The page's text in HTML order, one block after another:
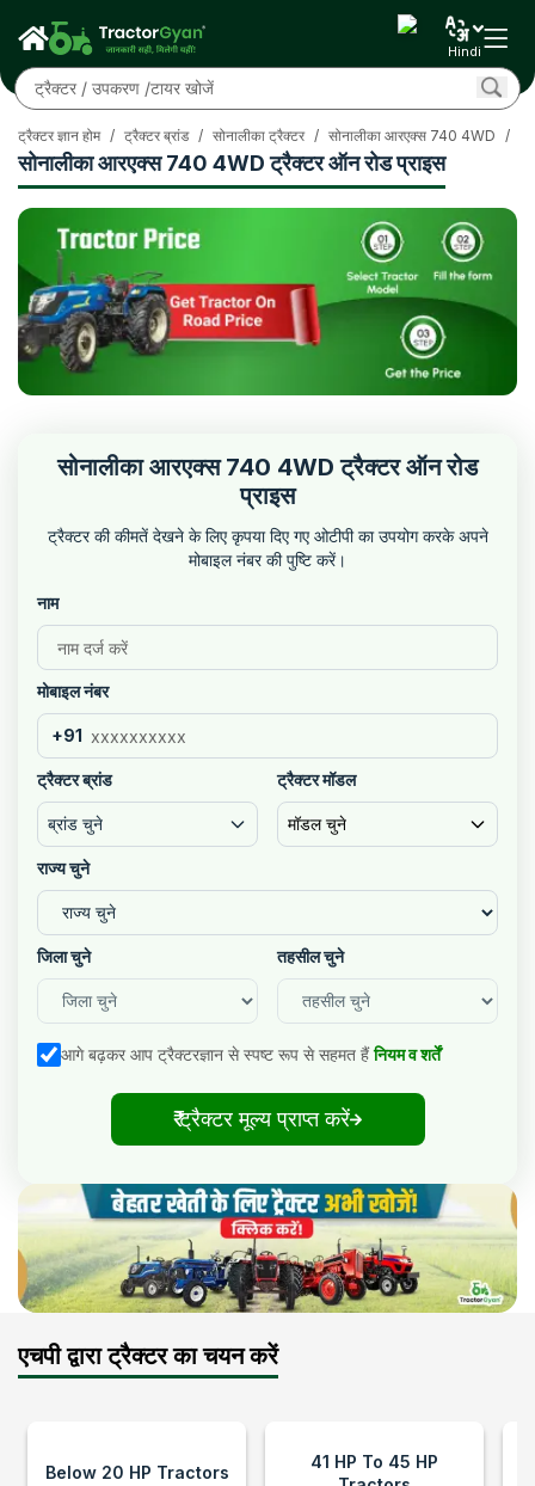
Hindi
सोनालीका आरएक्स 740 4WD ट्रैक्टर ऑन रोड प्राइस
ट्रैक्टर ज्ञान होम / ट्रैक्टर ब्रांड / सोनालीका ट्रैक्टर / सोनालीका आरएक्स 740 4WD /
सोनालीका आरएक्स 740 4WD ट्रैक्टर ऑन रोड
प्राइस
ट्रैक्टर की कीमतें देखने के लिए कृपया दिए गए ओटीपी का उपयोग करके अपने
मोबाइल नंबर की पुष्टि करें।
नाम
मोबाइल नंबर
+91
ट्रैक्टर ब्रांड
ब्रांड चुने
ट्रैक्टर मॉडल
मॉडल चुने
राज्य चुने
जिला चुने तहसील चुने
आगे बढ़कर आप ट्रैक्टरज्ञान से स्पष्ट रूप से सहमत हैं नियम व शर्तें
₹ ट्रैक्टर मूल्य प्राप्त करें
एचपी द्वारा ट्रैक्टर का चयन करें
Below 20 HP Tractors
41 HP To 45 HP